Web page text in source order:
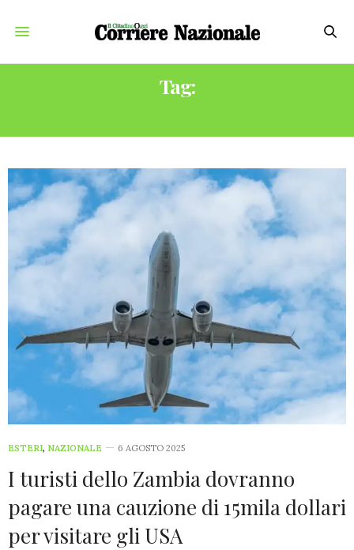
Tag:
ESTERI, NAZIONALE 6 AGOSTO 2025
I turisti dello Zambia dovranno
pagare una cauzione di 15mila dollari
per visitare gli USA